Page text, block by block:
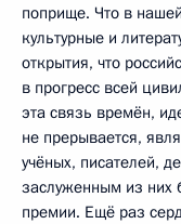
поприще. Что в
культурные и
открытия, что
в прогресс всей
эта связь времён,
не прерывается,
учёных, писателей,
заслуженным из них
премии. Ещё раз